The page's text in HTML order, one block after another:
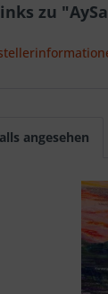
zu
angesehen